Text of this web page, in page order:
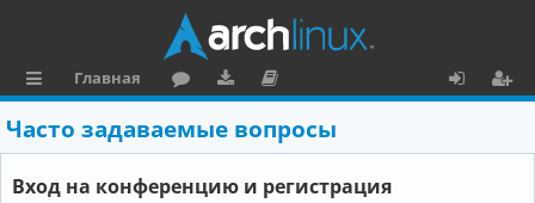
ы
л
Главная
ру
м
ру
зк
ку
м
о
и
Часто задаваемые вопросы
Вход на конференцию и регистрация